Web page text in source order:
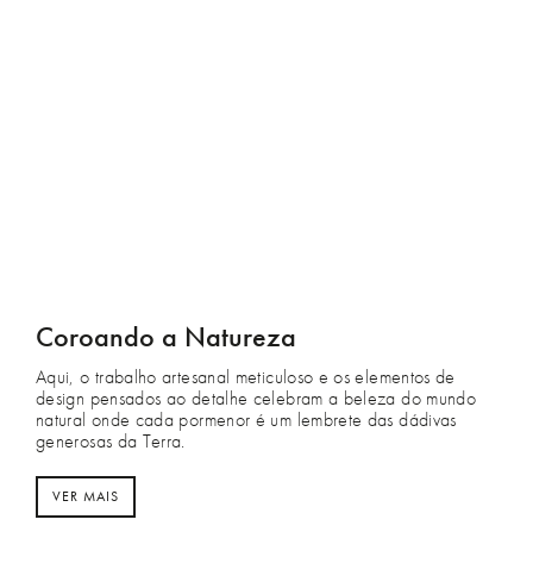
Coroando a Natureza
Aqui, o trabalho artesanal meticuloso e os elementos de
design pensados ao detalhe celebram a beleza do mundo
natural onde cada pormenor é um lembrete das dádivas
generosas da Terra.
VER MAIS